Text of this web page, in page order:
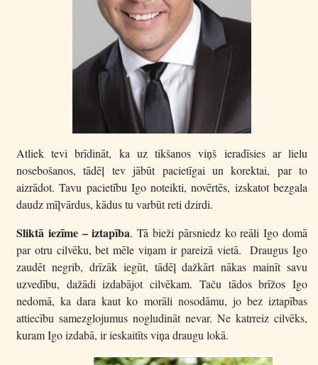
Atliek tevi brīdināt, ka uz tikšanos viņš ieradīsies ar lielu
nosebošanos, tādēļ tev jābūt pacietīgai un korektai, par to
aizrādot. Tavu pacietību Igo noteikti, novērtēs, izskatot bezgala
daudz mīļvārdus, kādus tu varbūt reti dzirdi.
Sliktā iezīme – iztapība. Tā bieži pārsniedz ko reāli Igo domā
par otru cilvēku, bet mēle viņam ir pareizā vietā. Draugus Igo
zaudēt negrib, drīzāk iegūt, tādēļ dažkārt nākas mainīt savu
uzvedību, dažādi izdabājot cilvēkam. Taču tādos brīžos Igo
nedomā, ka dara kaut ko morāli nosodāmu, jo bez iztapības
attiecību samezglojumus nogludināt nevar. Ne katrreiz cilvēks,
kuram Igo izdabā, ir ieskaitīts viņa draugu lokā.